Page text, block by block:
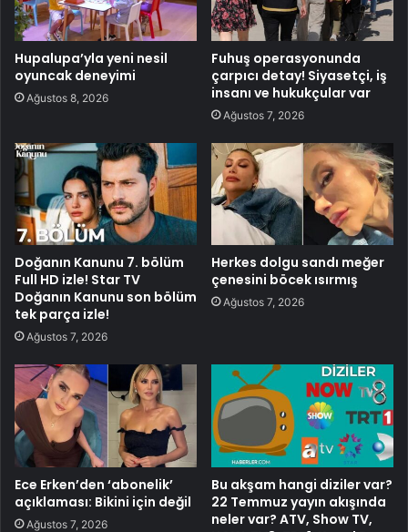
Hupalupa’yla yeni nesil
oyuncak deneyimi
Ağustos 8, 2026
Fuhuş operasyonunda
çarpıcı detay! Siyasetçi, iş
insanı ve hukukçular var
Ağustos 7, 2026
Doğanın Kanunu 7. bölüm
Full HD izle! Star TV
Doğanın Kanunu son bölüm
tek parça izle!
Ağustos 7, 2026
Herkes dolgu sandı meğer
çenesini böcek ısırmış
Ağustos 7, 2026
Ece Erken’den ‘abonelik’
açıklaması: Bikini için değil
Ağustos 7, 2026
Bu akşam hangi diziler var?
22 Temmuz yayın akışında
neler var? ATV, Show TV,